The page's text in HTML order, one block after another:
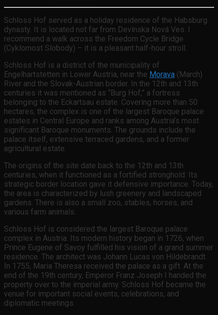
Schloss Hof served as a holiday residence of the Habsburg
dynasty. It is located not far from Devínska Nová Ves. I
recommend a walk across the Freedom Cycle Bridge
(Cyklomost Slobody) – it is a pleasant half-hour stroll.
Schloss Hof is a district of the municipality of
Engelhartstetten in Lower Austria, near the Morava (March)
River and the Slovak-Austrian border. In the 12th and 13th
centuries it was mentioned as “Burg Hof,” a fortress
belonging to the Eckartsau estate. Covering more than 50
hectares, the complex is one of the largest Baroque palace
estates in Central Europe and ranks among Austria’s most
significant Baroque monuments. The grounds include the
palace itself, extensive terraced gardens, and a former
agricultural estate.
The origins of the site date back to the 12th and 13th
centuries, when it functioned as a fortified stronghold. Its
strategic border location gave it defensive importance. Today,
the area is characterized by lush greenery and landscaped
gardens. There is also a small zoo, stables, horses, and
various farm animals.
Schloss Hof is considered the largest Baroque palace
complex in Austria. Its modern history began in 1726, when
Prince Eugene of Savoy fulfilled his vision of a grand summer
residence. The architect was Johann Lucas von Hildebrandt.
In 1755, Maria Theresa received the palace as a gift. At the
end of the 19th century, Emperor Franz Joseph I handed the
property over to the imperial army. Schloss Hof became the
venue for important social events, celebrations, and
diplomatic meetings.